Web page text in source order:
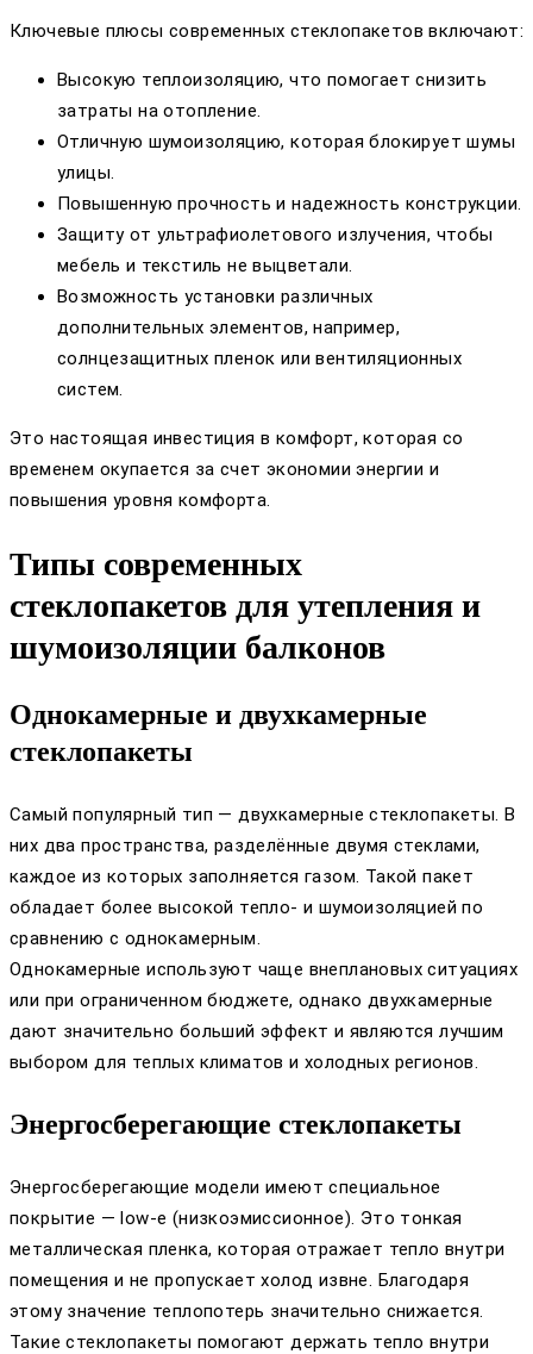
Ключевые плюсы современных стеклопакетов включают:
Высокую теплоизоляцию, что помогает снизить
затраты на отопление.
Отличную шумоизоляцию, которая блокирует шумы
улицы.
Повышенную прочность и надежность конструкции.
Защиту от ультрафиолетового излучения, чтобы
мебель и текстиль не выцветали.
Возможность установки различных
дополнительных элементов, например,
солнцезащитных пленок или вентиляционных
систем.
Это настоящая инвестиция в комфорт, которая со
временем окупается за счет экономии энергии и
повышения уровня комфорта.
Типы современных
стеклопакетов для утепления и
шумоизоляции балконов
Однокамерные и двухкамерные
стеклопакеты
Самый популярный тип — двухкамерные стеклопакеты. В
них два пространства, разделённые двумя стеклами,
каждое из которых заполняется газом. Такой пакет
обладает более высокой тепло- и шумоизоляцией по
сравнению с однокамерным.
Однокамерные используют чаще внеплановых ситуациях
или при ограниченном бюджете, однако двухкамерные
дают значительно больший эффект и являются лучшим
выбором для теплых климатов и холодных регионов.
Энергосберегающие стеклопакеты
Энергосберегающие модели имеют специальное
покрытие — low-e (низкоэмиссионное). Это тонкая
металлическая пленка, которая отражает тепло внутри
помещения и не пропускает холод извне. Благодаря
этому значение теплопотерь значительно снижается.
Такие стеклопакеты помогают держать тепло внутри